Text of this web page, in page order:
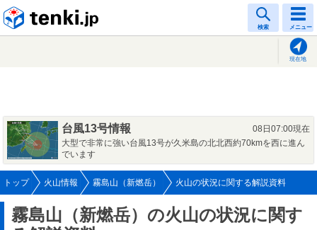
検索 メニュー
現在地
台風13号情報
08日07:00現在
大型で非常に強い台風13号が久米島の北北西約70kmを西に進ん
でいます
トップ 火山情報 霧島山（新燃岳） 火山の状況に関する解説資料
霧島山（新燃岳）の火山の状況に関す